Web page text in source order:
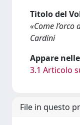
Titolo del
«Come
Cardini
Appare
3.1 Articolo
File in questo